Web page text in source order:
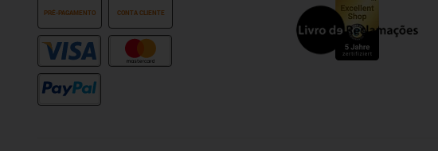
PRÉ-PAGAMENTO CONTA CLIENTE